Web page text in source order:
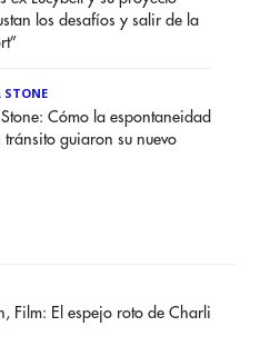
los desafíos y salir de la
STONE
Cómo la espontaneidad
guiaron su nuevo
Film: El espejo roto de Charli